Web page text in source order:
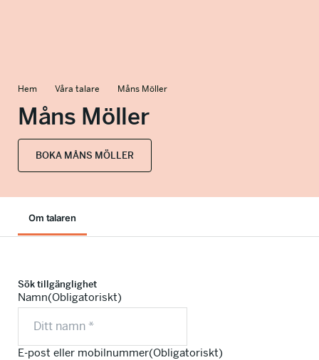
Hem Våra talare Måns Möller
Måns Möller
BOKA MÅNS MÖLLER
Om talaren
Sök tillgänglighet
Namn(Obligatoriskt)
E-post eller mobilnummer(Obligatoriskt)